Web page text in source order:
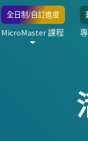
全日制/自訂進度
MicroMaster 課程